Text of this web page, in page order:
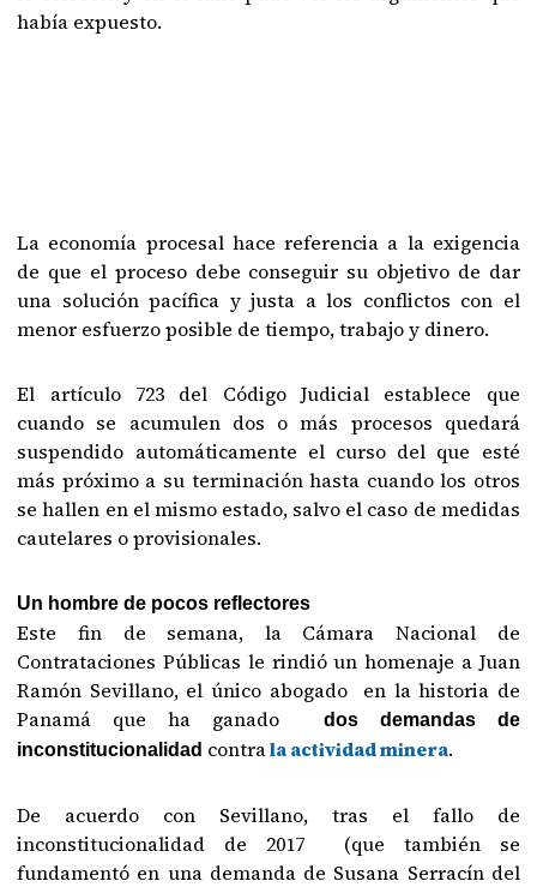
había expuesto.
La economía procesal hace referencia a la exigencia
de que el proceso debe conseguir su objetivo de dar
una solución pacífica y justa a los conflictos con el
menor esfuerzo posible de tiempo, trabajo y dinero.
El artículo 723 del Código Judicial establece que
cuando se acumulen dos o más procesos quedará
suspendido automáticamente el curso del que esté
más próximo a su terminación hasta cuando los otros
se hallen en el mismo estado, salvo el caso de medidas
cautelares o provisionales.
Un hombre de pocos reflectores
Este fin de semana, la Cámara Nacional de
Contrataciones Públicas le rindió un homenaje a Juan
Ramón Sevillano, el único abogado en la historia de
Panamá que ha ganado
dos demandas de
inconstitucionalidad contrala actividad minera.
De acuerdo con Sevillano, tras el fallo de
inconstitucionalidad de 2017 (que también se
fundamentó en una demanda de Susana Serracín del